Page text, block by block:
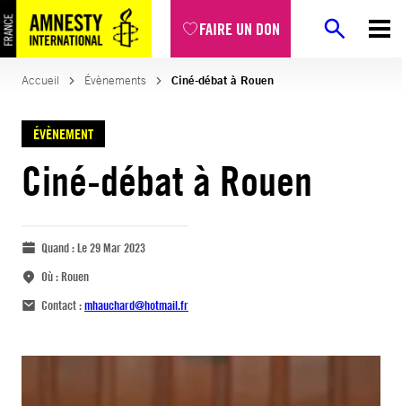
FAIRE UN DON
Accueil Évènements Ciné-débat à Rouen
ÉVÈNEMENT
Ciné-débat à Rouen
Quand :Le 29 Mar 2023
Où :Rouen
Contact :mhauchard@hotmail.fr